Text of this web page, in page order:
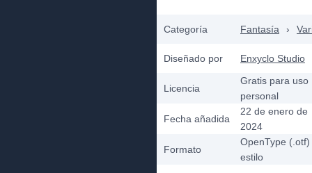
Categoría Fantasía ›
Diseñado por Enxyclo Studio
Licencia
Gratis para uso
personal
Fecha añadida
22 de enero de
2024
Formato
OpenType (.otf)
estilo